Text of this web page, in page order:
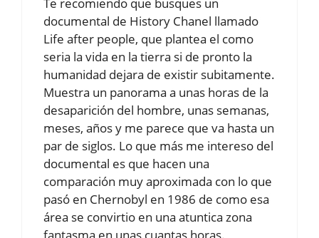
documental de History Chanel llamado
Life after people, que plantea el como
seria la vida en la tierra si de pronto la
humanidad dejara de existir subitamente.
Muestra un panorama a unas horas de la
desaparición del hombre, unas semanas,
meses, años y me parece que va hasta un
par de siglos. Lo que más me intereso del
documental es que hacen una
comparación muy aproximada con lo que
pasó en Chernobyl en 1986 de como esa
área se convirtio en una atuntica zona
fantasma en unas cuantas horas.